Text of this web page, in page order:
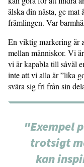
älska din nästa, ge mat
främlingen. Var
En viktig markering är
mellan människor. Vi
vi är kapabla till såväl
inte att vi alla är ”lika
svära sig fri från sin
"Exempel
trotsigt
kan